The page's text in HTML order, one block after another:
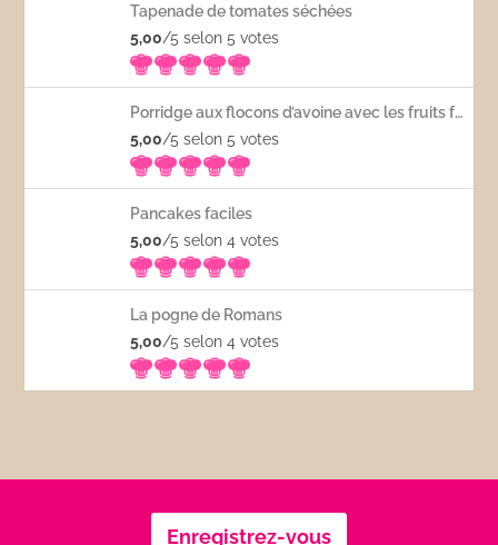
Tapenade de tomates séchées
5,00/5 selon 5votes
Porridge aux flocons d’avoine avec les fruits frais
5,00/5 selon 5votes
Pancakes faciles
5,00/5 selon 4votes
La pogne de Romans
5,00/5 selon 4votes
Enregistrez-vous